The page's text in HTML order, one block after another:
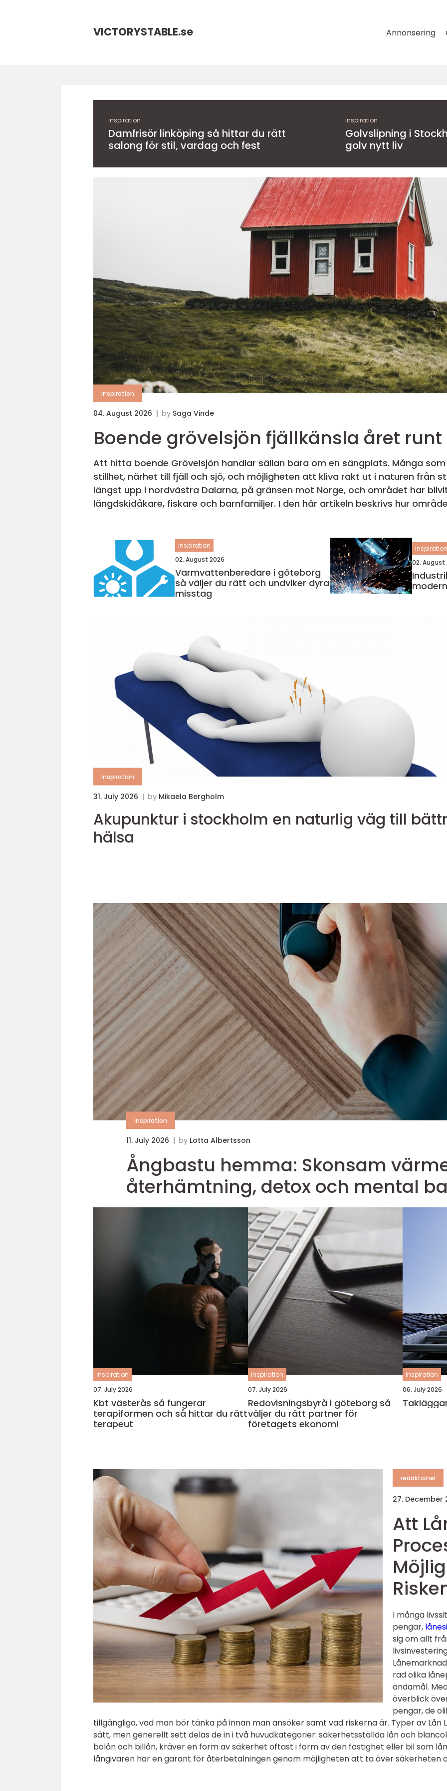
VICTORYSTABLE.se Annonsering
inspiration
Damfrisör linköping så hittar du rätt
salong för stil, vardag och fest
inspiration
Golvslipning i
golv nytt liv
inspiration
04. August 2026 by Saga Vinde
Boende grövelsjön fjällkänsla året runt
Att hitta boende Grövelsjön handlar sällan bara om en sängplats. Många
stillhet, närhet till fjäll och sjö, och möjligheten att kliva rakt ut i naturen från
längst upp i nordvästra Dalarna, på gränsen mot Norge, och området har
längdskidåkare, fiskare och barnfamiljer. I den här artikeln beskrivs hur området runt Grövelsjön är
inspiration
02. August 2026
Varmvattenberedare i göteborg
så väljer du rätt och undviker dyra
misstag
inspiration
02. August
inspiration
31. July 2026 by Mikaela Bergholm
Akupunktur i stockholm en naturlig väg till bättre
hälsa
inspiration
11. July 2026 by Lotta Albertsson
Ångbastu hemma: Skonsam
återhämtning, detox och mental
inspiration
07. July 2026
Kbt västerås så fungerar
terapiformen och så hittar du rätt
terapeut
inspiration
07. July 2026
Redovisningsbyrå i göteborg så
väljer du rätt partner för
företagets ekonomi
inspiration
06. July 2026
redaktionel
27. December
Att
I många
pengar,
sig om allt
rad olika
ändamål.
överblick
pengar, de
tillgängliga, vad man bör tänka på innan man ansöker samt vad riskerna är. Typer av Lån
sätt, men generellt sett delas de in i två huvudkategorier: säkerhetsställda lån och
bolån och billån, kräver en form av säkerhet oftast i form av den fastighet eller bil som
långivaren har en garant för återbetalningen genom möjligheten att ta över säkerheten